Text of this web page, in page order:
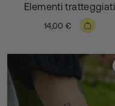
Elementi tratteggiati
14,00 €